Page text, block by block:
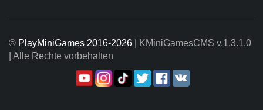
© PlayMiniGames 2016-2026 | KMiniGamesCMS v.1.3.1.0
| Alle Rechte vorbehalten